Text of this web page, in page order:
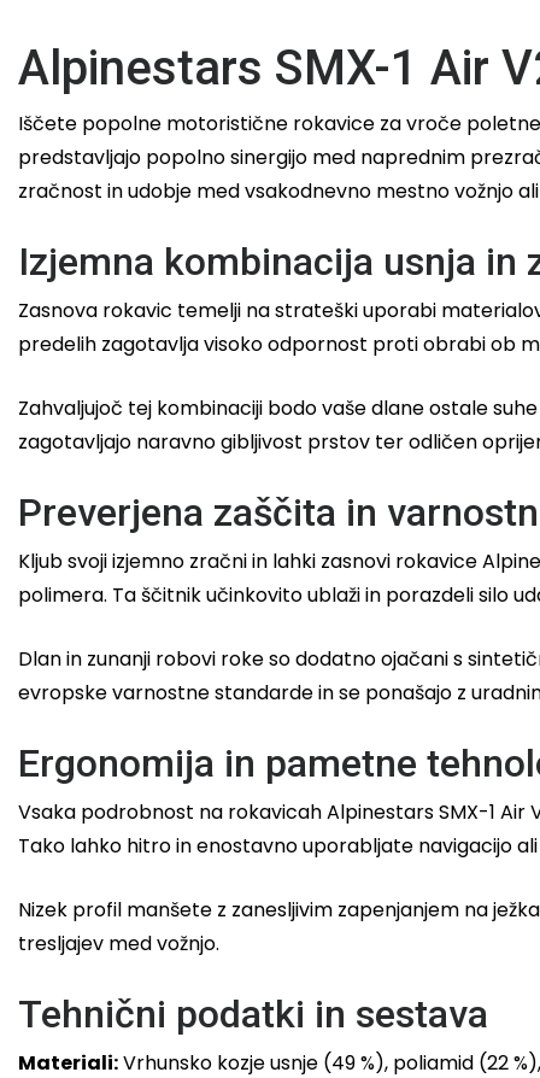
Alpinestars SMX-1 Air
Iščete popolne motoristične rokavice za vroče
predstavljajo popolno sinergijo med naprednim
zračnost in udobje med vsakodnevno mestno vožnjo
Izjemna kombinacija usnja in
Zasnova rokavic temelji na strateški uporabi
predelih zagotavlja visoko odpornost proti obrabi ob
Zahvaljujoč tej kombinaciji bodo vaše dlane ostale
zagotavljajo naravno gibljivost prstov ter odličen
Preverjena zaščita in
Kljub svoji izjemno zračni in lahki zasnovi rokavice
polimera. Ta ščitnik učinkovito ublaži in porazdeli silo
Dlan in zunanji robovi roke so dodatno ojačani s
evropske varnostne standarde in se ponašajo z
Ergonomija in pametne
Vsaka podrobnost na rokavicah Alpinestars SMX-1
Tako lahko hitro in enostavno uporabljate navigacijo
Nizek profil manšete z zanesljivim zapenjanjem na
tresljajev med vožnjo.
Tehnični podatki in sestava
Materiali:Vrhunsko kozje usnje (49 %), poliamid (22